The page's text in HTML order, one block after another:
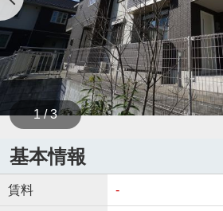
1 / 3
基本情報
賃料 -